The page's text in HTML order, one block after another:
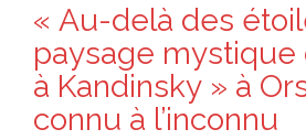
« Au-delà des
paysage mystique
à Kandinsky » à
connu à l’inconnu